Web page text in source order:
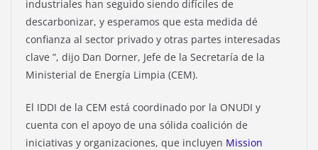
industriales han seguido siendo difíciles de
descarbonizar, y esperamos que esta medida dé
confianza al sector privado y otras partes interesadas
clave ”, dijo Dan Dorner, Jefe de la Secretaría de la
Ministerial de Energía Limpia (CEM).
El IDDI de la CEM está coordinado por la ONUDI y
cuenta con el apoyo de una sólida coalición de
iniciativas y organizaciones, que incluyen Mission